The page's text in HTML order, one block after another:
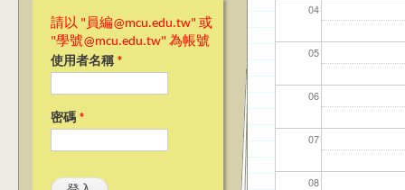
請以 "員編@mcu.edu.tw" 或
"學號@mcu.edu.tw" 為帳號
使用者名稱 *
密碼 *
04
05
06
07
08